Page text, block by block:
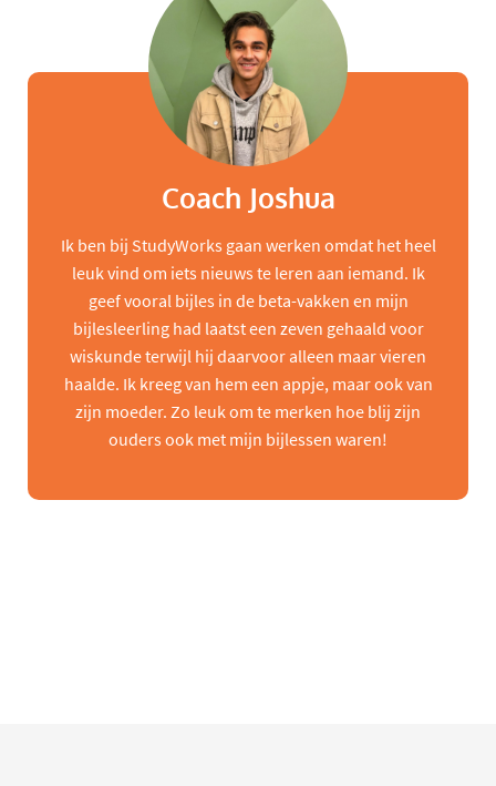
Coach Joshua
Ik ben bij StudyWorks gaan werken omdat het heel
leuk vind om iets nieuws te leren aan iemand. Ik
geef vooral bijles in de beta-vakken en mijn
bijlesleerling had laatst een zeven gehaald voor
wiskunde terwijl hij daarvoor alleen maar vieren
haalde. Ik kreeg van hem een appje, maar ook van
zijn moeder. Zo leuk om te merken hoe blij zijn
ouders ook met mijn bijlessen waren!